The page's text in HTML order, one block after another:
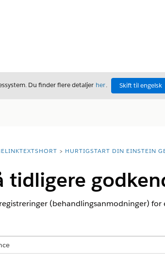
Du finder flere detaljer her. Skift til engelsk
HURTIGSTART DIN EINSTEIN
tidligere
(behandlingsanmodninger)